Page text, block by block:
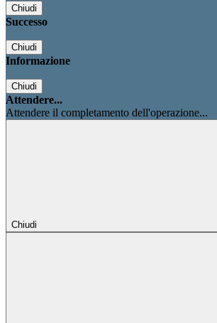
Chiudi
Successo
Chiudi
Informazione
Chiudi
Attendere...
Attendere il completamento dell'operazione...
Chiudi